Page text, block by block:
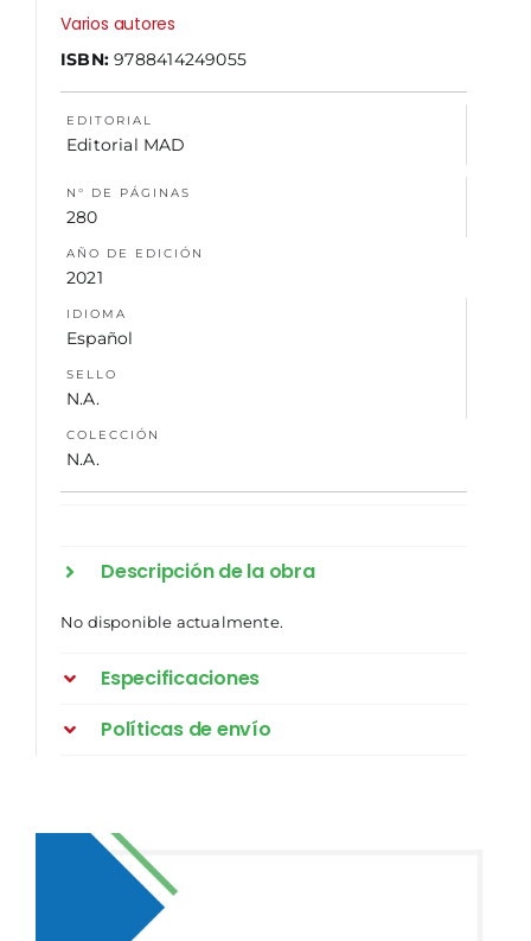
NOSOTROS
Varios autores
ISBN:9788414249055
EDITORIAL
Editorial MAD
N° DE PÁGINAS
280
AÑO DE EDICIÓN
2021
IDIOMA
Español
SELLO
N.A.
COLECCIÓN
N.A.
Descripción de la obra
No disponible actualmente.
Especificaciones
Políticas de envío